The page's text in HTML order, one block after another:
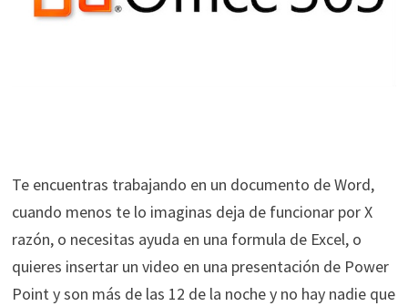
Te encuentras trabajando en un documento de Word,
cuando menos te lo imaginas deja de funcionar por X
razón, o necesitas ayuda en una formula de Excel, o
quieres insertar un video en una presentación de Power
Point y son más de las 12 de la noche y no hay nadie que